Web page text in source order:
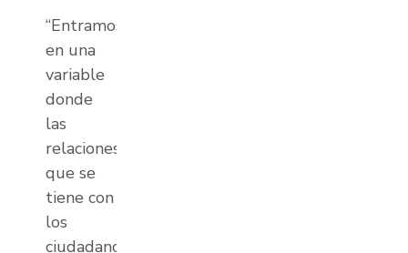
“Entramos
en una
variable
donde
las
relaciones
que se
tiene con
los
ciudadanos